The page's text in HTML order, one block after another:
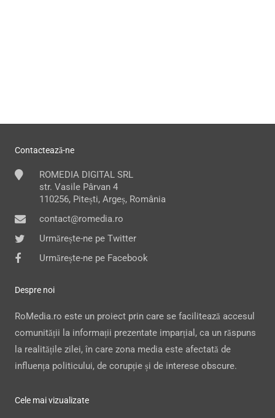
Contactează-ne
ROMEDIA DIGITAL SRL
str. Vasile Pârvan 4
110256, Pitești, Argeș, România
contact@romedia.ro
Urmărește-ne pe Twitter
Urmărește-ne pe Facebook
Despre noi
RoMedia.ro este un proiect prin care se facilitează accesul
comunității la informații prezentate imparțial, ca un răspuns
la realitățile zilei, în care zona media este afectată de
influența politicului, de corupție și de interese obscure.
Cele mai vizualizate